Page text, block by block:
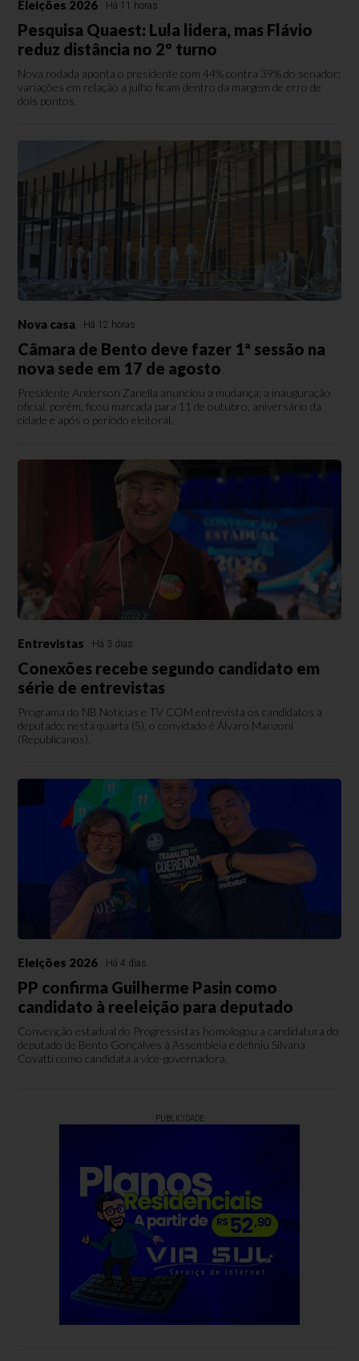
Eleições 2026 Há 11 horas
Pesquisa Quaest: Lula lidera, mas Flávio
reduz distância no 2º turno
Nova rodada aponta o presidente com 44% contra 39% do senador;
variações em relação a julho ficam dentro da margem de erro de
dois pontos.
Nova casa Há 12 horas
Câmara de Bento deve fazer 1ª sessão na
nova sede em 17 de agosto
Presidente Anderson Zanella anunciou a mudança; a inauguração
oficial, porém, ficou marcada para 11 de outubro, aniversário da
cidade e após o período eleitoral.
Entrevistas Há 3 dias
Conexões recebe segundo candidato em
série de entrevistas
Programa do NB Notícias e TV COM entrevista os candidatos a
deputado; nesta quarta (5), o convidado é Álvaro Manzoni
(Republicanos).
Eleições 2026 Há 4 dias
PP confirma Guilherme Pasin como
candidato à reeleição para deputado
Convenção estadual do Progressistas homologou a candidatura do
deputado de Bento Gonçalves à Assembleia e definiu Silvana
Covatti como candidata a vice-governadora.
PUBLICIDADE